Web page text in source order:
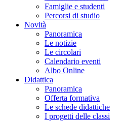
Famiglie e studenti
Percorsi di studio
Novità
Panoramica
Le notizie
Le circolari
Calendario eventi
Albo Online
Didattica
Panoramica
Offerta formativa
Le schede didattiche
I progetti delle classi